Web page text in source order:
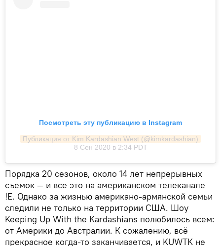
Посмотреть эту публикацию в Instagram
Публикация от Kim Kardashian West (@kimkardashian)
8 Сен 2020 в 2:34 PDT
Порядка 20 сезонов, около 14 лет непрерывных
съемок — и все это на американском телеканале
!E. Однако за жизнью американо-армянской семьи
следили не только на территории США. Шоу
Keeping Up With the Kardashians полюбилось всем:
от Америки до Австралии. К сожалению, всё
прекрасное когда-то заканчивается, и KUWTK не